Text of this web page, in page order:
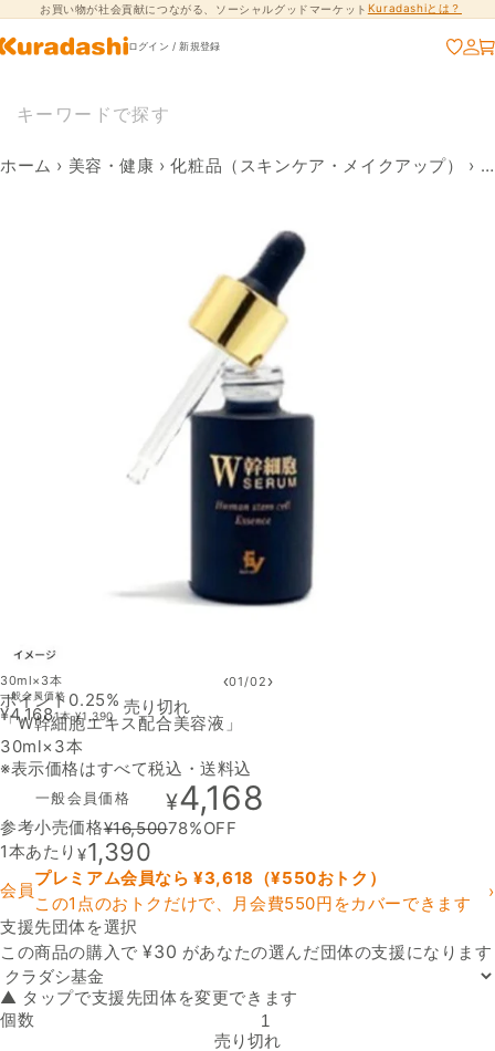
コンテンツに進
む
お買い物が社会貢献につながる、ソーシャルグッドマーケット Kuradashiとは？
ログイン / 新規登録
ホーム › 美容・健康 › 化粧品（スキンケア・メイクアップ） ›
30ml×3本 ‹01 /02›
ポイント0.25%
「W幹細胞エキス配合美容液」
30ml×3本
※表示価格はすべて税込・送料込
一般会員価格 ¥4,168
参考小売価格¥16,50078%OFF
1本あたり ¥1,390
会員
プレミアム会員なら ¥3,618 （¥550おトク）
この1点のおトクだけで、月会費550円をカバーできます
›
支援先団体を選択
この商品の購入で¥30 があなたの選んだ団体の支援になります
支援先団体
▲ タップで支援先団体を変更できます
個数「W幹細胞エキス配合美容液」の数量を減らす
売り切れ
一般会員価格
¥4,1681本¥1,390
売り切れ